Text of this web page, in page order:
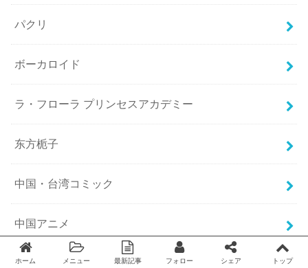
パクリ
ボーカロイド
ラ・フローラ プリンセスアカデミー
东方栀子
中国・台湾コミック
中国アニメ
中国アニメ 2B HERO 突变英雄传
ホーム メニュー 最新記事 フォロー シェア トップ
Twitter facebook